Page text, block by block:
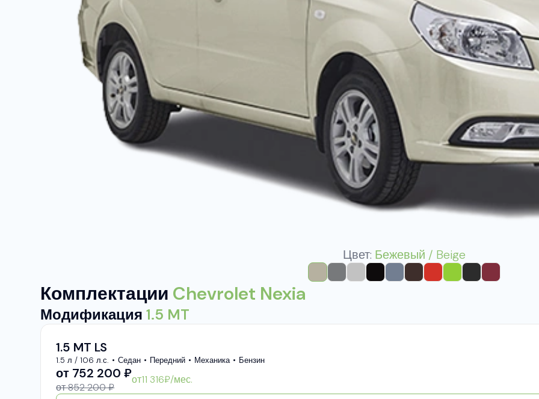
Цвет: Бежевый / Beige
Комплектации Chevrolet Nexia
Модификация1.5 MT
1.5 MT LS
1.5 л / 106 л.с. Седан Передний Механика Бензин
от 752 200 ₽
от 852 200 ₽
от11 316₽/мес.